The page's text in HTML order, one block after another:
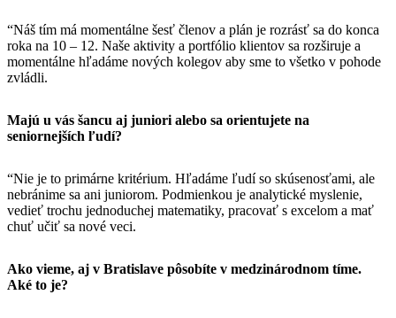
“Náš tím má momentálne šesť členov a plán je rozrásť sa do konca
roka na 10 – 12. Naše aktivity a portfólio klientov sa rozširuje a
momentálne hľadáme nových kolegov aby sme to všetko v pohode
zvládli.
Majú u vás šancu aj juniori alebo sa orientujete na
seniornejších ľudí?
“Nie je to primárne kritérium. Hľadáme ľudí so skúsenosťami, ale
nebránime sa ani juniorom. Podmienkou je analytické myslenie,
vedieť trochu jednoduchej matematiky, pracovať s excelom a mať
chuť učiť sa nové veci.
Ako vieme, aj v Bratislave pôsobíte v medzinárodnom tíme.
Aké to je?